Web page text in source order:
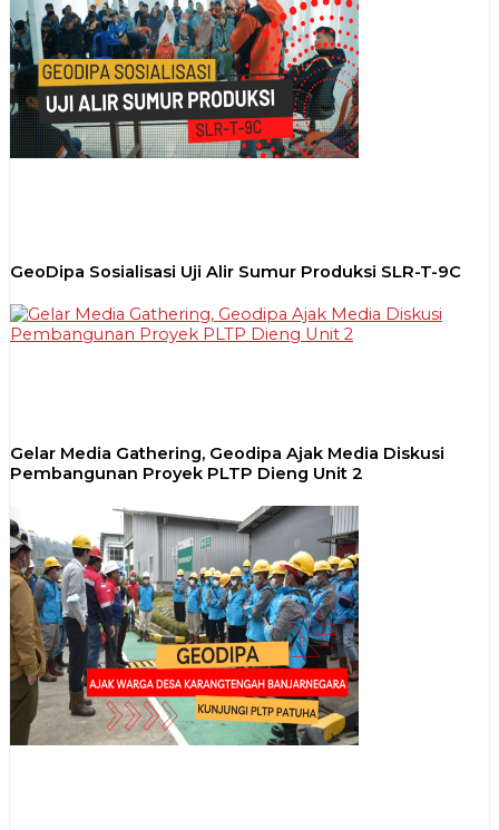
GeoDipa Sosialisasi Uji Alir Sumur Produksi SLR-T-9C
Gelar Media Gathering, Geodipa Ajak Media Diskusi
Pembangunan Proyek PLTP Dieng Unit 2